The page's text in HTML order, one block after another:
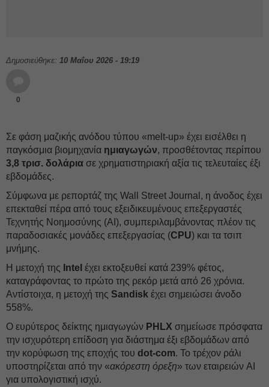
Δημοσιεύθηκε: 10 Μαΐου 2026 - 19:19
0
Σε φάση μαζικής ανόδου τύπου «melt-up» έχει εισέλθει η
παγκόσμια βιομηχανία ημιαγωγών, προσθέτοντας περίπου
3,8 τρισ. δολάρια σε χρηματιστηριακή αξία τις τελευταίες έξι
εβδομάδες.
Σύμφωνα με ρεπορτάζ της Wall Street Journal, η άνοδος έχει
επεκταθεί πέρα από τους εξειδικευμένους επεξεργαστές
Τεχνητής Νοημοσύνης (AI), συμπεριλαμβάνοντας πλέον τις
παραδοσιακές μονάδες επεξεργασίας (CPU) και τα τσιπ
μνήμης.
Η μετοχή της Intel έχει εκτοξευθεί κατά 239% φέτος,
καταγράφοντας το πρώτο της ρεκόρ μετά από 26 χρόνια.
Αντίστοιχα, η μετοχή της Sandisk έχει σημειώσει άνοδο
558%.
Ο ευρύτερος δείκτης ημιαγωγών PHLX σημείωσε πρόσφατα
την ισχυρότερη επίδοση για διάστημα έξι εβδομάδων από
την κορύφωση της εποχής του dot-com. Το τρέχον ράλι
υποστηρίζεται από την «ακόρεστη όρεξη» των εταιρειών AI
για υπολογιστική ισχύ.